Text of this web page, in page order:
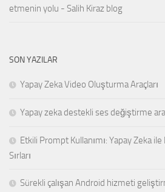
etmenin yolu - Salih Kiraz blog
SON YAZILAR
Yapay Zeka Video Oluşturma Araçları
Yapay zeka destekli ses değiştirme
Etkili Prompt Kullanımı: Yapay Zeka
Sırları
Sürekli çalışan Android hizmeti